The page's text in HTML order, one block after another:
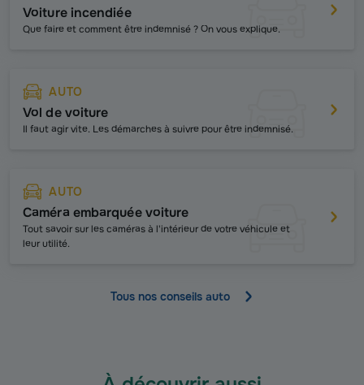
Voiture incendiée
Que faire et comment être indemnisé ? On vous explique.
AUTO
Vol de voiture
Il faut agir vite. Les démarches à suivre pour être indemnisé.
AUTO
Caméra embarquée voiture
Tout savoir sur les caméras à l'intérieur de votre véhicule et
leur utilité.
Tous nos conseils auto